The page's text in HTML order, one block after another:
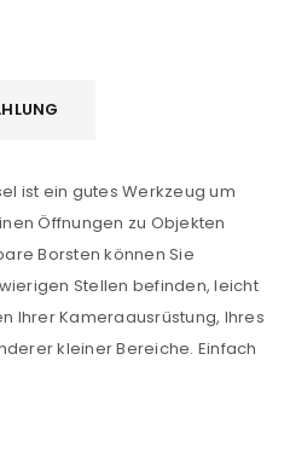
ist ein gutes Werkzeug um
Öffnungen zu Objekten
Borsten können Sie
Stellen befinden, leicht
Ihrer Kameraausrüstung, Ihres
kleiner Bereiche. Einfach